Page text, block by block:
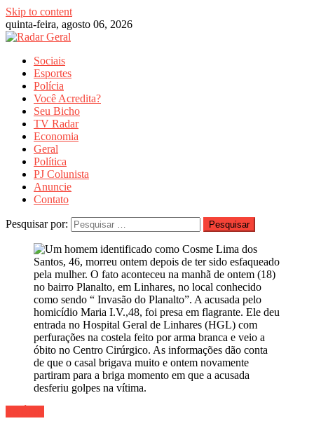
Skip to content
quinta-feira, agosto 06, 2026
Sociais
Esportes
Polícia
Você Acredita?
Seu Bicho
TV Radar
Economia
Geral
Política
PJ Colunista
Anuncie
Contato
Pesquisar por: